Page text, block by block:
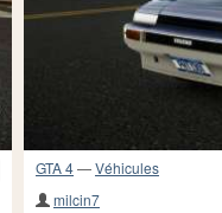
GTA 4—Véhicules
milcin7